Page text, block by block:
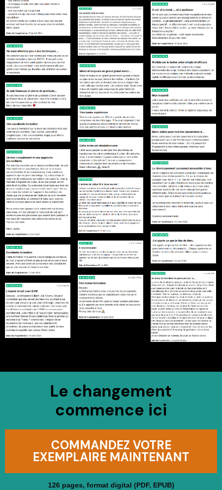
Le changement
commence ici
COMMANDEZ VOTRE
EXEMPLAIRE MAINTENANT
126 pages, format digital (PDF, EPUB)